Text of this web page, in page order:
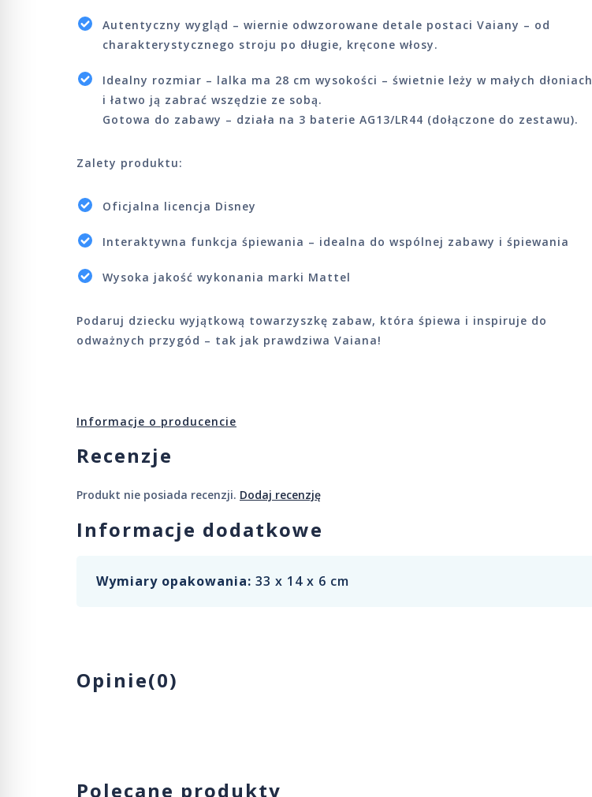
Autentyczny wygląd – wiernie odwzorowane detale postaci Vaiany – od
charakterystycznego stroju po długie, kręcone włosy.
Idealny rozmiar – lalka ma 28 cm wysokości – świetnie leży w małych dłoniach
i łatwo ją zabrać wszędzie ze sobą.
Gotowa do zabawy – działa na 3 baterie AG13/LR44 (dołączone do zestawu).
Zalety produktu:
Oficjalna licencja Disney
Interaktywna funkcja śpiewania – idealna do wspólnej zabawy i śpiewania
Wysoka jakość wykonania marki Mattel
Podaruj dziecku wyjątkową towarzyszkę zabaw, która śpiewa i inspiruje do
odważnych przygód – tak jak prawdziwa Vaiana!
Informacje o producencie
Recenzje
Produkt nie posiada recenzji. Dodaj recenzję
Informacje dodatkowe
Wymiary opakowania: 33 x 14 x 6 cm
Opinie(0)
Polecane produkty